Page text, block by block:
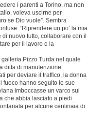
i parenti a Torino, ma non
voleva uscirne per
se Dio vuole”. Sembra
“Riprendere un po’ la mia
nuovo tutto, collaborare con il
per il lavoro e la
galleria Pizzo Turda nel quale
ditta di manutenzione.
per deviare il traffico, la donna
fuoco hanno seguito le sue
imboccasse un varco sul
che abbia lasciato a piedi
per alcune centinaia di